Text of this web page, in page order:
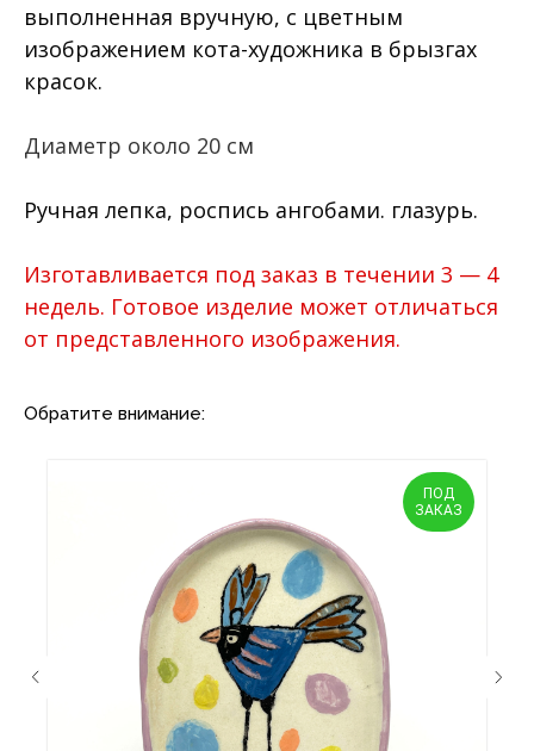
выполненная вручную, с цветным
изображением кота-художника в брызгах
красок.
Диаметр около 20 см
Ручная лепка, роспись ангобами. глазурь.
Изготавливается под заказ в течении 3 — 4
недель. Готовое изделие может отличаться
от представленного изображения.
Обратите внимание:
ПОД
ЗАКАЗ